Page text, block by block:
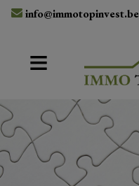
info@immotopinvest.be